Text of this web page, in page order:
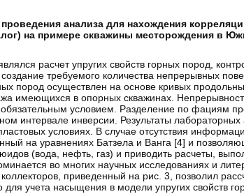
анализа для нахождения
на примере скважины месторождения в
расчет упругих свойств горных пород,
требуемого количества непрерывных
пород осуществлен на основе кривых
имеющихся в опорных скважинах.
условием. Разделение по фациям
интервале инверсии. Результаты
условиях. В случае отсутствия
на уравнениях Батзела и Ванга [4] и
(вода, нефть, газ) и приводить расчеты,
во многих научных исследованиях и
приведенный на рис. 3, позволил
для учета насыщения в модели упругих свойств